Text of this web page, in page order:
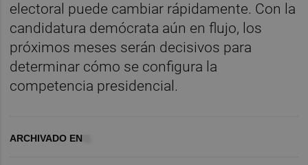
electoral puede cambiar rápidamente. Con la
candidatura demócrata aún en flujo, los
próximos meses serán decisivos para
determinar cómo se configura la
competencia presidencial.
ARCHIVADO EN